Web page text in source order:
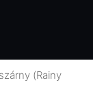
(Rainy